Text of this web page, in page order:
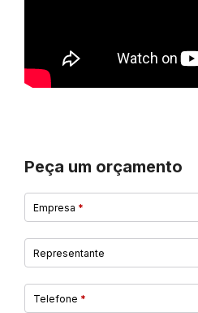
Peça um orçamento
Empresa *
Representante
Telefone *